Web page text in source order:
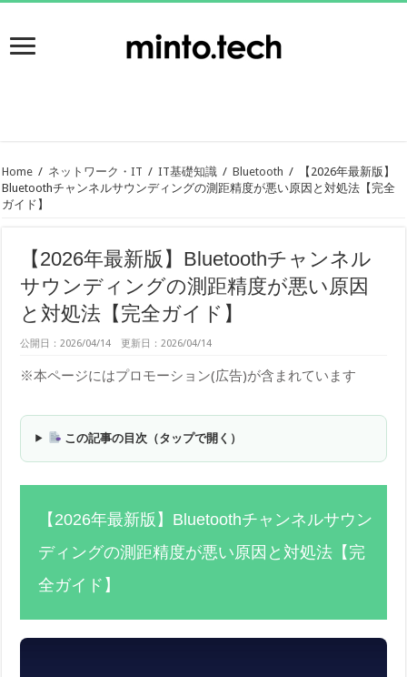
Home / ネットワーク・IT / IT基礎知識 / Bluetooth /
【2026年最新版】
Bluetoothチャンネルサウンディングの測距精度が悪い原因と対処法【完全
ガイド】
【2026年最新版】Bluetoothチャンネル
サウンディングの測距精度が悪い原因
と対処法【完全ガイド】
公開日：2026/04/14 更新日：2026/04/14
※本ページにはプロモーション(広告)が含まれています
この記事の目次（タップで開く）
【2026年最新版】Bluetoothチャンネルサウン
ディングの測距精度が悪い原因と対処法【完
全ガイド】